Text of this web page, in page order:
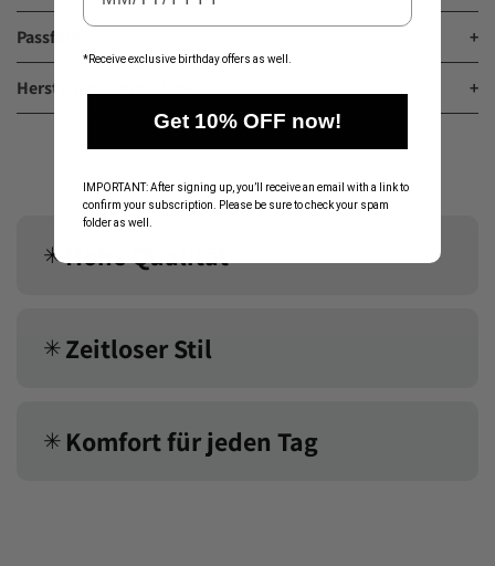
Passform +
Herstellerinformationen +
✳︎Hohe Qualität
✳︎Zeitloser Stil
✳︎ Komfort für jeden Tag
*Receive exclusive birthday offers as well.
Get 10% OFF now!
IMPORTANT: After signing up, you’ll receive an email with a link to
confirm your subscription. Please be sure to check your spam
folder as well.